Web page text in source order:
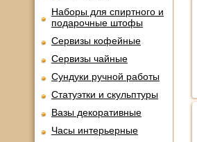
Наборы для спиртного и
подарочные штофы
Сервизы кофейные
Сервизы чайные
Сундуки ручной работы
Статуэтки и скульптуры
Вазы декоративные
Часы интерьерные